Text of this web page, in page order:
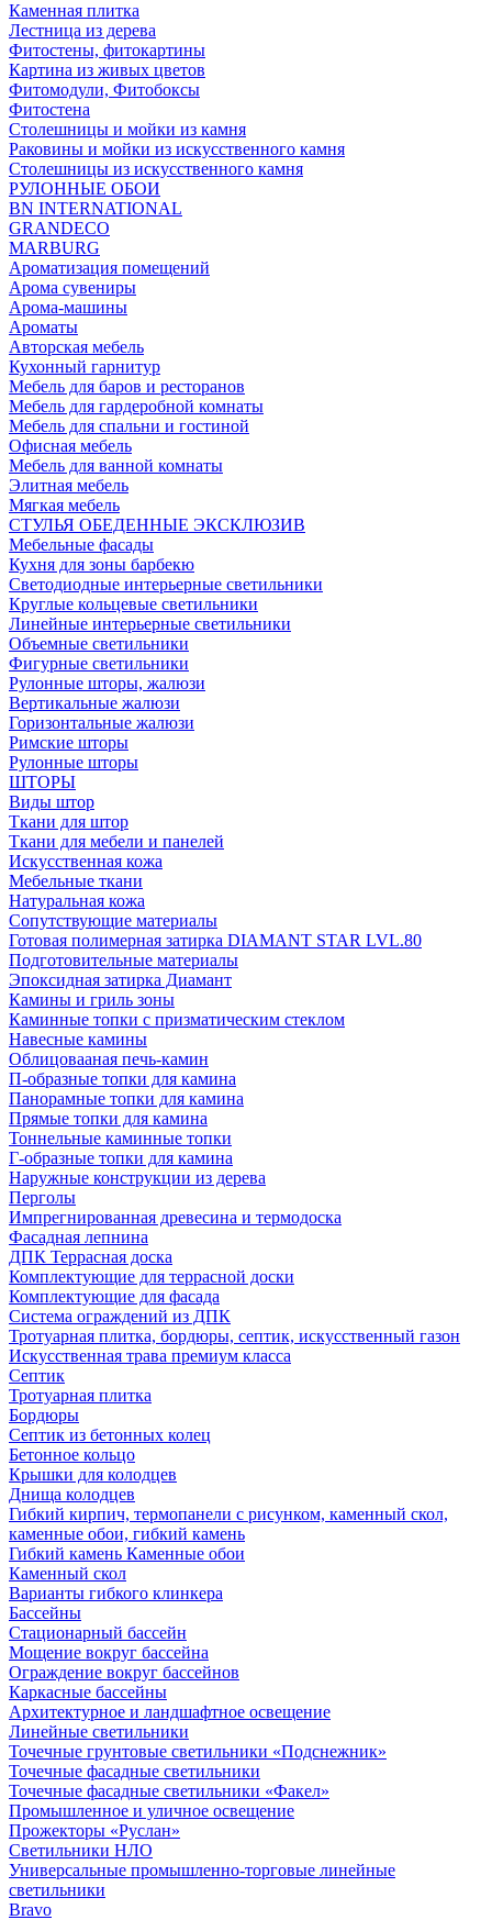
Каменная плитка
Лестница из дерева
Фитостены, фитокартины
Картина из живых цветов
Фитомодули, Фитобоксы
Фитостена
Столешницы и мойки из камня
Раковины и мойки из искусственного камня
Столешницы из искусственного камня
РУЛОННЫЕ ОБОИ
BN INTERNATIONAL
GRANDECO
MARBURG
Ароматизация помещений
Арома сувениры
Арома-машины
Ароматы
Авторская мебель
Кухонный гарнитур
Мебель для баров и ресторанов
Мебель для гардеробной комнаты
Мебель для спальни и гостиной
Офисная мебель
Мебель для ванной комнаты
Элитная мебель
Мягкая мебель
СТУЛЬЯ ОБЕДЕННЫЕ ЭКСКЛЮЗИВ
Мебельные фасады
Кухня для зоны барбекю
Светодиодные интерьерные светильники
Круглые кольцевые светильники
Линейные интерьерные светильники
Объемные светильники
Фигурные светильники
Рулонные шторы, жалюзи
Вертикальные жалюзи
Горизонтальные жалюзи
Римские шторы
Рулонные шторы
ШТОРЫ
Виды штор
Ткани для штор
Ткани для мебели и панелей
Искусственная кожа
Мебельные ткани
Натуральная кожа
Сопутствующие материалы
Готовая полимерная затирка DIAMANT STAR LVL.80
Подготовительные материалы
Эпоксидная затирка Диамант
Камины и гриль зоны
Каминные топки с призматическим стеклом
Навесные камины
Облицовааная печь-камин
П-образные топки для камина
Панорамные топки для камина
Прямые топки для камина
Тоннельные каминные топки
Г-образные топки для камина
Наружные конструкции из дерева
Перголы
Импрегнированная древесина и термодоска
Фасадная лепнина
ДПК Террасная доска
Комплектующие для террасной доски
Комплектующие для фасада
Система ограждений из ДПК
Тротуарная плитка, бордюры, септик, искусственный газон
Искусственная трава премиум класса
Септик
Тротуарная плитка
Бордюры
Септик из бетонных колец
Бетонное кольцо
Крышки для колодцев
Днища колодцев
Гибкий кирпич, термопанели с рисунком, каменный скол,
каменные обои, гибкий камень
Гибкий камень Каменные обои
Каменный скол
Варианты гибкого клинкера
Бассейны
Стационарный бассейн
Мощение вокруг бассейна
Ограждение вокруг бассейнов
Каркасные бассейны
Архитектурное и ландшафтное освещение
Линейные светильники
Точечные грунтовые светильники «Подснежник»
Точечные фасадные светильники
Точечные фасадные светильники «Факел»
Промышленное и уличное освещение
Прожекторы «Руслан»
Светильники НЛО
Универсальные промышленно-торговые линейные
светильники
Bravo